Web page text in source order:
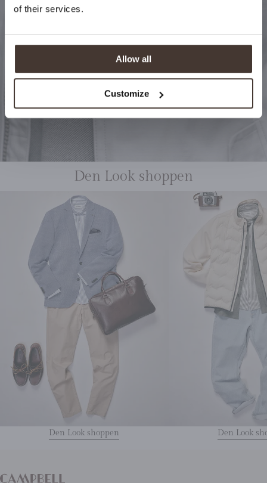
of their services.
Allow all
Customize
Den Look shoppen
Den Look shoppen Den Look